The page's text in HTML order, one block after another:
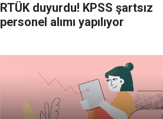
RTÜK duyurdu! KPSS şartsız
personel alımı yapılıyor